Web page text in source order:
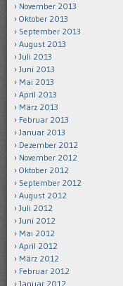
November 2013
Oktober 2013
September 2013
August 2013
Juli 2013
Juni 2013
Mai 2013
April 2013
März 2013
Februar 2013
Januar 2013
Dezember 2012
November 2012
Oktober 2012
September 2012
August 2012
Juli 2012
Juni 2012
Mai 2012
April 2012
März 2012
Februar 2012
Januar 2012